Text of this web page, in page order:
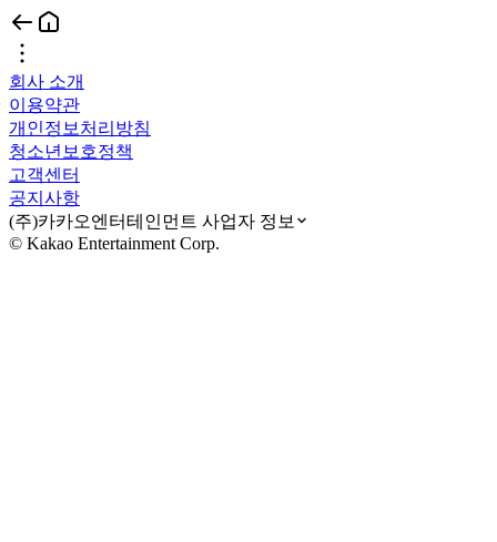
회사 소개
이용약관
개인정보처리방침
청소년보호정책
고객센터
공지사항
(주)카카오엔터테인먼트 사업자 정보
© Kakao Entertainment Corp.